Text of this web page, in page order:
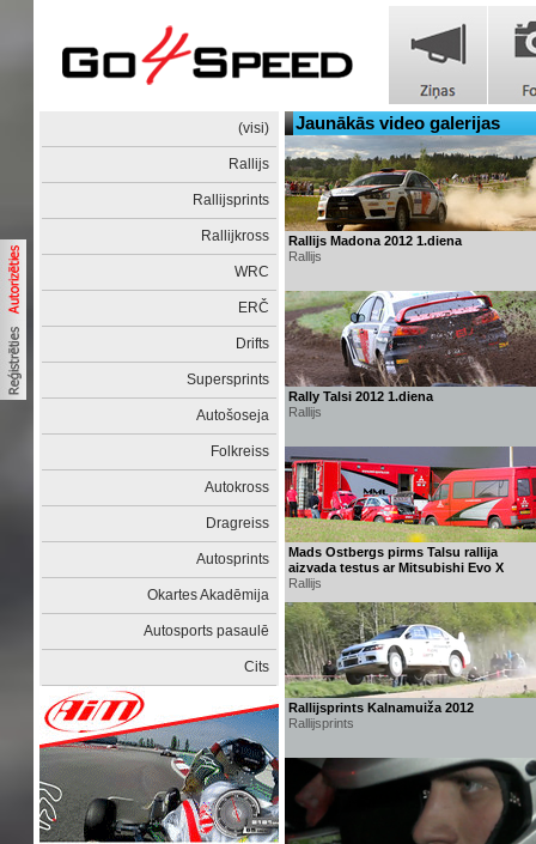
(visi)
Rallijs
Rallijsprints
Rallijkross
WRC
ERČ
Drifts
Supersprints
Autošoseja
Folkreiss
Autokross
Dragreiss
Autosprints
Okartes Akadēmija
Autosports pasaulē
Cits
Jaunākās video galerijas
Rallijs Madona 2012 1.diena
Rallijs
Rally Talsi 2012 1.diena
Rallijs
Mads Ostbergs pirms Talsu rallija
aizvada testus ar Mitsubishi Evo X
Rallijs
Rallijsprints Kalnamuiža 2012
Rallijsprints